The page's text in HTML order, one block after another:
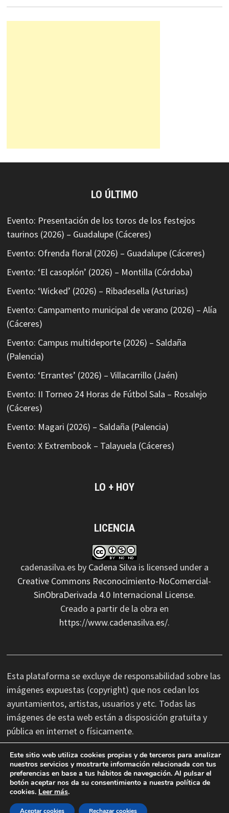
LO ÚLTIMO
Evento: Presentación de los toros de los festejos
taurinos (2026) – Guadalupe (Cáceres)
Evento: Ofrenda floral (2026) – Guadalupe (Cáceres)
Evento: ‘El casoplón’ (2026) – Montilla (Córdoba)
Evento: ‘Wicked’ (2026) – Ribadesella (Asturias)
Evento: Campamento municipal de verano (2026) – Alía
(Cáceres)
Evento: Campus multideporte (2026) – Saldaña
(Palencia)
Evento: ‘Errantes’ (2026) – Villacarrillo (Jaén)
Evento: II Torneo 24 Horas de Fútbol Sala – Rosalejo
(Cáceres)
Evento: Magari (2026) – Saldaña (Palencia)
Evento: X Extrembook – Talayuela (Cáceres)
LO + HOY
LICENCIA
cadenasilva.es by Cadena Silva is licensed under a
Creative Commons Reconocimiento-NoComercial-
SinObraDerivada 4.0 Internacional License.
Creado a partir de la obra en
https://www.cadenasilva.es/.
Esta plataforma se excluye de responsabilidad sobre las
imágenes expuestas (copyright) que nos cedan los
ayuntamientos, artistas, usuarios y etc. Todas las
imágenes de esta web están a disposición gratuita y
pública en internet o físicamente.
No nos hacemos responsables de las erratas
tipográficas, así como cambios de última hora que se
produzcan en la información facilitada por terceros.
Este sitio web utiliza cookies propias y de terceros para analizar
nuestros servicios y mostrarte información relacionada con tus
preferencias en base a tus hábitos de navegación. Al pulsar el
botón aceptar nos da su consentimiento a nuestra política de
cookies. Leer más.
Aceptar cookies Rechazar cookies